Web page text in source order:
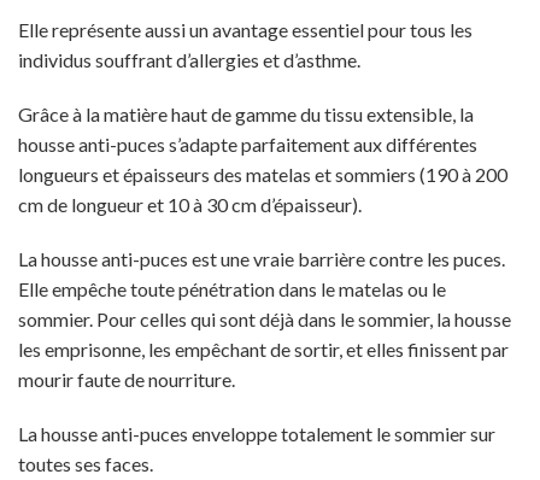
Elle représente aussi un avantage essentiel pour tous les
individus souffrant d’allergies et d’asthme.
Grâce à la matière haut de gamme du tissu extensible, la
housse anti-puces s’adapte parfaitement aux différentes
longueurs et épaisseurs des matelas et sommiers (190 à 200
cm de longueur et 10 à 30 cm d’épaisseur).
La housse anti-puces est une vraie barrière contre les puces.
Elle empêche toute pénétration dans le matelas ou le
sommier. Pour celles qui sont déjà dans le sommier, la housse
les emprisonne, les empêchant de sortir, et elles finissent par
mourir faute de nourriture.
La housse anti-puces enveloppe totalement le sommier sur
toutes ses faces.